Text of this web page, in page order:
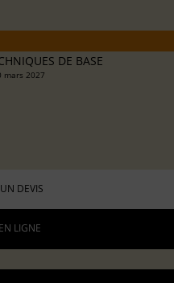
DE BASE
mars 2027
DEVIS
LIGNE